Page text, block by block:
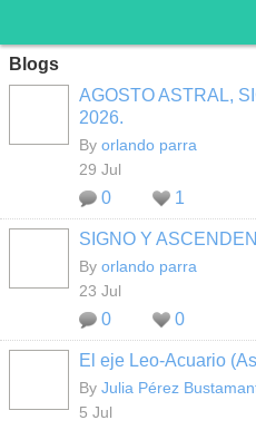
Blogs
AGOSTO ASTRAL,
2026.
By orlando parra
29 Jul
0 1
SIGNO Y
By orlando parra
23 Jul
0 0
El eje Leo-Acuario
By Julia Pérez
5 Jul